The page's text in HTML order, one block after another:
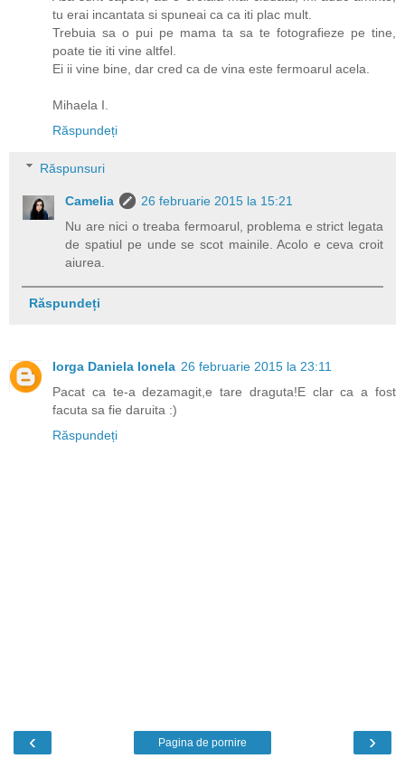
tu erai incantata si spuneai ca ca iti plac mult.
Trebuia sa o pui pe mama ta sa te fotografieze pe tine,
poate tie iti vine altfel.
Ei ii vine bine, dar cred ca de vina este fermoarul acela.
Mihaela I.
Răspundeți
Răspunsuri
Camelia
26 februarie 2015 la 15:21
Nu are nici o treaba fermoarul, problema e strict legata
de spatiul pe unde se scot mainile. Acolo e ceva croit
aiurea.
Răspundeți
Iorga Daniela Ionela 26 februarie 2015 la 23:11
Pacat ca te-a dezamagit,e tare draguta!E clar ca a fost
facuta sa fie daruita :)
Răspundeți
‹ ›
Pagina de pornire